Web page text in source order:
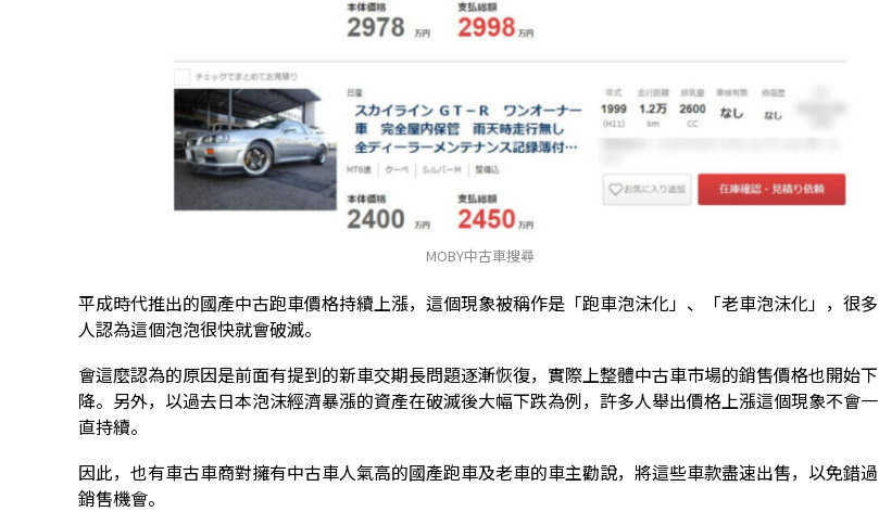
MOBY中古車搜尋
平成時代推出的國產中古跑車價格持續上漲，這個現象被稱作是「跑車泡沫化」、「老車泡沫化」，很多
人認為這個泡泡很快就會破滅。
會這麼認為的原因是前面有提到的新車交期長問題逐漸恢復，實際上整體中古車市場的銷售價格也開始下
降。另外，以過去日本泡沫經濟暴漲的資產在破滅後大幅下跌為例，許多人舉出價格上漲這個現象不會一
直持續。
因此，也有車古車商對擁有中古車人氣高的國產跑車及老車的車主勸說，將這些車款盡速出售，以免錯過
銷售機會。